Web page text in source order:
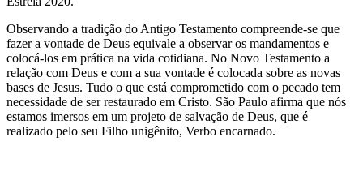
Observando a tradição do Antigo Testamento compreende-se que
fazer a vontade de Deus equivale a observar os mandamentos e
colocá-los em prática na vida cotidiana. No Novo Testamento a
relação com Deus e com a sua vontade é colocada sobre as novas
bases de Jesus. Tudo o que está comprometido com o pecado tem
necessidade de ser restaurado em Cristo. São Paulo afirma que nós
estamos imersos em um projeto de salvação de Deus, que é
realizado pelo seu Filho unigênito, Verbo encarnado.